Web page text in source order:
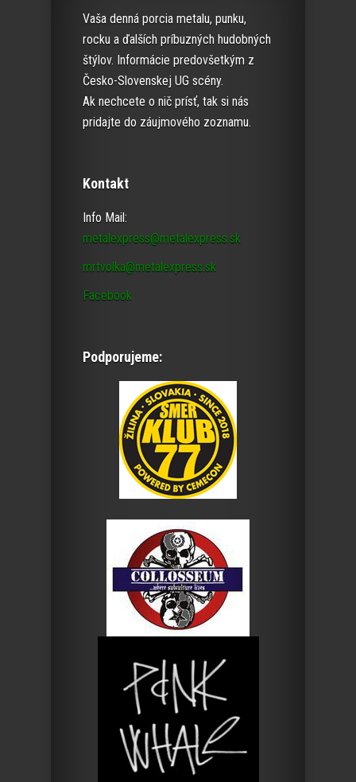
Vaša denná porcia metalu, punku,
rocku a ďalších príbuzných hudobných
štýlov. Informácie predovšetkým z
Česko-Slovenskej UG scény.
Ak nechcete o nič prísť, tak si nás
pridajte do záujmového zoznamu.
Kontakt
Info Mail:
metalexpress@metalexpress.sk
mrtvolka@metalexpress.sk
Facebook
Podporujeme: